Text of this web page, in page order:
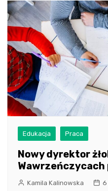
Edukacja Praca
Nowy dyrektor
Kamila Kalinowska